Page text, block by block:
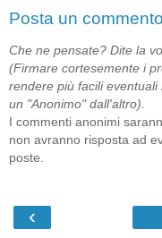
Posta un commento
Che ne pensate? Dite la
(Firmare cortesemente i
rendere più facili
un "Anonimo" dall'altro).
I commenti anonimi
non avranno risposta ad
poste.
‹